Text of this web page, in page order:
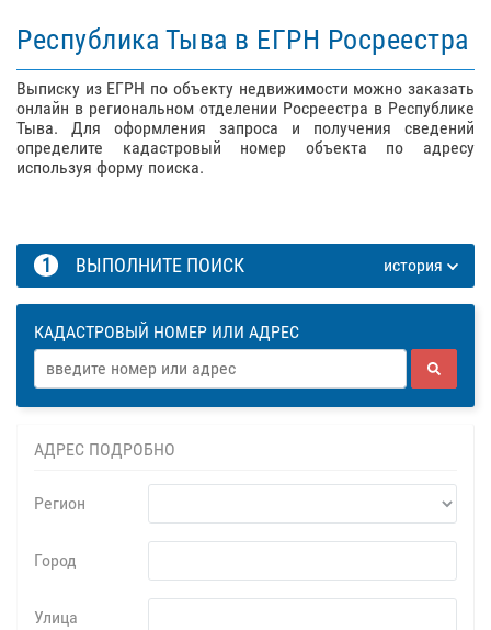
Республика Тыва в ЕГРН Росреестра
Выписку из ЕГРН по объекту недвижимости можно заказать
онлайн в региональном отделении Росреестра в Республике
Тыва. Для оформления запроса и получения сведений
определите кадастровый номер объекта по адресу
используя форму поиска.
1 ВЫПОЛНИТЕ ПОИСК история
КАДАСТРОВЫЙ НОМЕР ИЛИ АДРЕС
АДРЕС ПОДРОБНО
Регион
Город
Улица